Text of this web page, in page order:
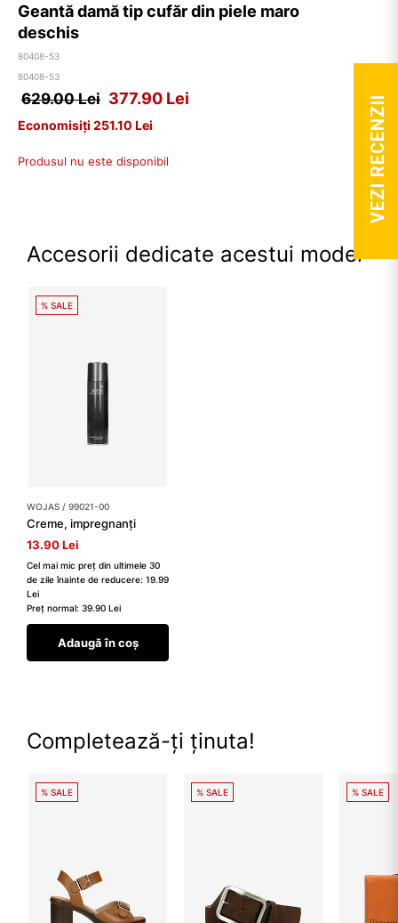
Geantă damă tip cufăr din piele maro
deschis
80408-53
80408-53
629.00 Lei 377.90 Lei
Economisiți 251.10 Lei
Produsul nu este disponibil
Accesorii dedicate acestui model
% SALE
WOJAS / 99021-00
Creme, impregnanți
13.90 Lei
Cel mai mic preț din ultimele 30
de zile înainte de reducere: 19.99
Lei
Preț normal: 39.90 Lei
Adaugă în coș
Completează-ți ținuta!
% SALE % SALE % SALE
VEZI RECENZII